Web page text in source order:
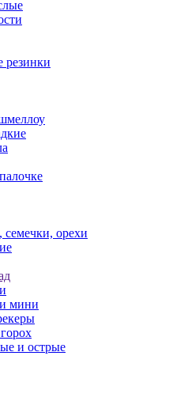
резинки
орехи
мини
и острые